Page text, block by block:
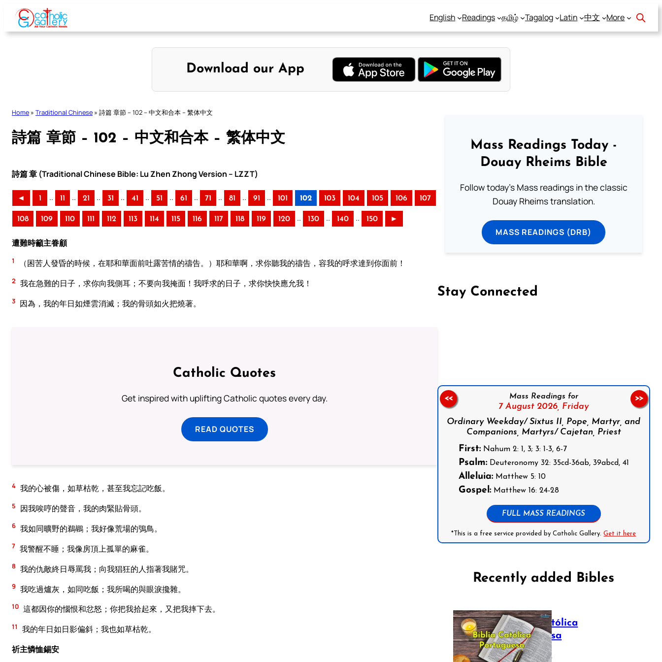
Skip
content
English Readings தமிழ் Tagalog Latin 中文 More
Download our App
Home » Traditional Chinese » 詩篇 章節 – 102 – 中文和合本 – 繁体中文
詩篇 章節 – 102 – 中文和合本 – 繁体中文
詩篇 章 (Traditional Chinese Bible: Lu Zhen Zhong Version – LZZT)
◄ 1 .. 11 .. 21 .. 31 .. 41 .. 51 .. 61 .. 71 .. 81 .. 91 .. 101 102 103 104 105 106 107
108 109 110 111 112 113 114 115 116 117 118 119 120 .. 130 .. 140 .. 150 ►
遭難時籲主眷顧
1 （困苦人發昏的時候，在耶和華面前吐露苦情的禱告。）耶和華啊，求你聽我的禱告，容我的呼求達到你面前！
2 我在急難的日子，求你向我側耳；不要向我掩面！我呼求的日子，求你快快應允我！
3 因為，我的年日如煙雲消滅；我的骨頭如火把燒著。
Catholic Quotes
Get inspired with uplifting Catholic quotes every day.
READ QUOTES
4 我的心被傷，如草枯乾，甚至我忘記吃飯。
5 因我唉哼的聲音，我的肉緊貼骨頭。
6 我如同曠野的鵜鶘；我好像荒場的鴞鳥。
7 我警醒不睡；我像房頂上孤單的麻雀。
8 我的仇敵終日辱罵我；向我猖狂的人指著我賭咒。
9 我吃過爐灰，如同吃飯；我所喝的與眼淚攙雜。
10 這都因你的惱恨和忿怒；你把我拾起來，又把我摔下去。
11
我的年日如日影偏斜；我也如草枯乾。
祈主憐恤錫安
Mass Readings Today -
Douay Rheims Bible
Follow today's Mass readings in the classic
Douay Rheims translation.
MASS READINGS (DRB)
Stay Connected
Mass Readings for
7 August 2026, Friday
Ordinary Weekday/ Sixtus II, Pope, Martyr, and
Companions, Martyrs/ Cajetan, Priest
First:Nahum 2: 1, 3; 3: 1-3, 6-7
Psalm:Deuteronomy 32: 35cd-36ab, 39abcd, 41
Alleluia:Matthew 5: 10
Gospel:Matthew 16: 24-28
FULL MASS READINGS
*This is a free service provided by Catholic Gallery.Get it here
<< >>
Recently added Bibles
Bíblia Católica
Portuguesa
July 16, 2025